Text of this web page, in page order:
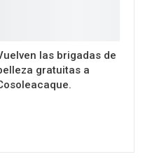
las brigadas de
gratuitas a